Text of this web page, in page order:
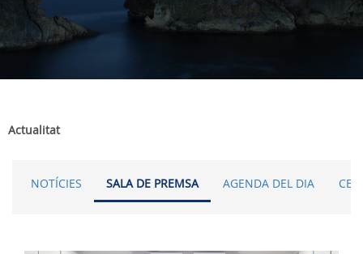
Actualitat
NOTÍCIES SALA DE PREMSA AGENDA DEL DIA